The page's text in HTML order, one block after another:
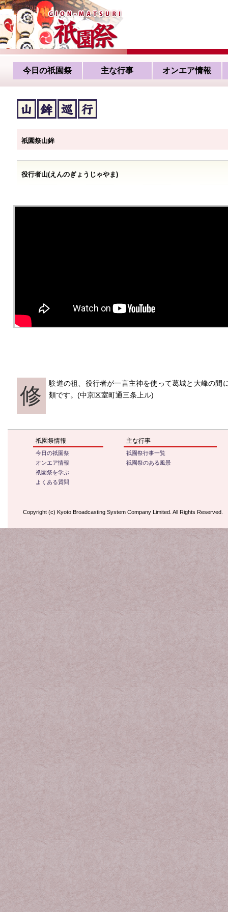
今日の祇園祭 主な行事 オンエア情報
祇園祭山鉾
役行者山(えんのぎょうじゃやま)
修
験道の祖、役行者が一言主神を使って葛城と大峰の
類です。(中京区室町通三条上ル)
祇園祭情報 主な行事
今日の祇園祭
オンエア情報
祇園祭を学ぶ
よくある質問
祇園祭行事一覧
祇園祭のある風景
Copyright (c) Kyoto Broadcasting System Company Limited. All Rights Reserved.